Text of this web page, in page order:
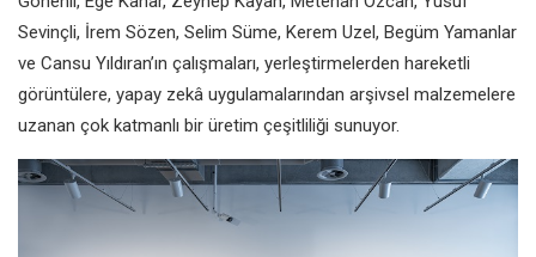
Sevinçli, İrem Sözen, Selim Süme, Kerem Uzel, Begüm Yamanlar
ve Cansu Yıldıran’ın çalışmaları, yerleştirmelerden hareketli
görüntülere, yapay zekâ uygulamalarından arşivsel malzemelere
uzanan çok katmanlı bir üretim çeşitliliği sunuyor.